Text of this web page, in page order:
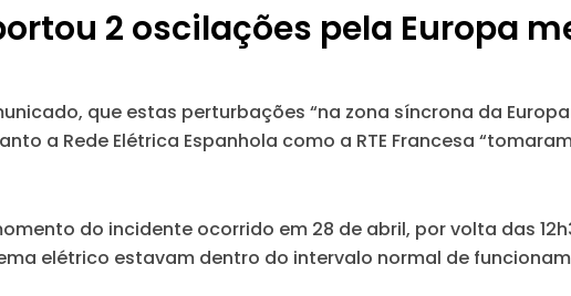
2 oscilações pela Europa
que estas perturbações “na zona síncrona da
a Rede Elétrica Espanhola como a RTE Francesa
do incidente ocorrido em 28 de abril, por volta das
elétrico estavam dentro do intervalo normal de